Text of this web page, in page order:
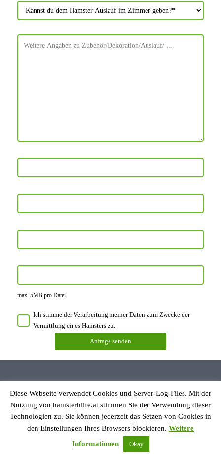
max. 5MB pro Datei
Ich stimme der Verarbeitung meiner Daten zum Zwecke der
Vermittlung eines Hamsters zu.
© Hamsterhilfe Österreich
Diese Webseite verwendet Cookies und Server-Log-Files. Mit der
Nutzung von hamsterhilfe.at stimmen Sie der Verwendung dieser
Technologien zu. Sie können jederzeit das Setzen von Cookies in
den Einstellungen Ihres Browsers blockieren. Weitere
Informationen
Okay